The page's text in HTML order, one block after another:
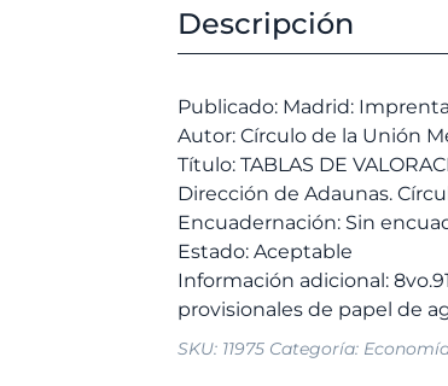
era:
para
en
la
Dirección
de
Adaunas.
Círculo
de
la
Unión
Descripción
Publicado: Madrid:
Autor: Círculo de la Unión
Título: TABLAS DE
Dirección de Adaunas.
Encuadernación: Sin
Estado: Aceptable
Información adicional:
SKU: 11975 Categoría: